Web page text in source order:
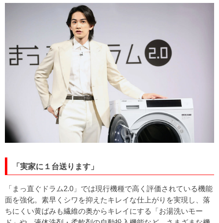
「実家に１台送ります」
「まっ直ぐドラム2.0」では現行機種で高く評価されている機能
面を強化。素早くシワを抑えたキレイな仕上がりを実現し、落
ちにくい黄ばみも繊維の奥からキレイにする「お湯洗いモー